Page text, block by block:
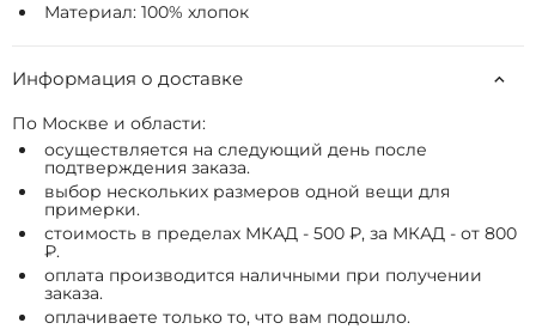
Материал: 100% хлопок
Информация о доставке
По Москве и области:
осуществляется на следующий день после
подтверждения заказа.
выбор нескольких размеров одной вещи для
примерки.
стоимость в пределах МКАД - 500 ₽, за МКАД - от 800
₽.
оплата производится наличными при получении
заказа.
оплачиваете только то, что вам подошло.